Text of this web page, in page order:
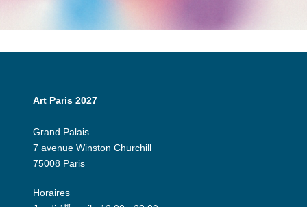
Art Paris 2027
Grand Palais
7 avenue Winston Churchill
75008 Paris
Horaires
er